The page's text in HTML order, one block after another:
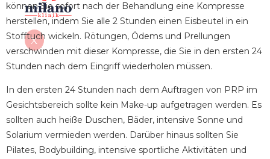
X
können Sie sofort nach der Behandlung eine Kompresse
herstellen, indem Sie alle 2 Stunden einen Eisbeutel in ein
Stofftuch wickeln. Rötungen, Ödems und Prellungen
verschwinden mit dieser Kompresse, die Sie in den ersten 24
Stunden nach dem Eingriff wiederholen müssen.
In den ersten 24 Stunden nach dem Auftragen von PRP im
Gesichtsbereich sollte kein Make-up aufgetragen werden. Es
sollten auch heiße Duschen, Bäder, intensive Sonne und
Solarium vermieden werden. Darüber hinaus sollten Sie
Pilates, Bodybuilding, intensive sportliche Aktivitäten und